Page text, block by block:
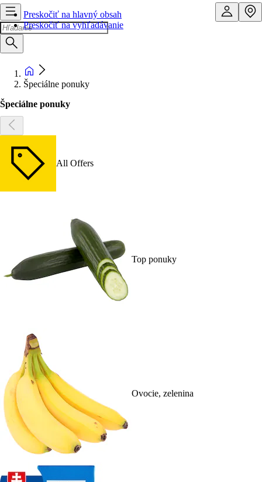
Preskočiť na hlavný obsah
Preskočiť na vyhľadávanie
Špeciálne ponuky
Špeciálne ponuky
All Offers
Top ponuky
Ovocie, zelenina